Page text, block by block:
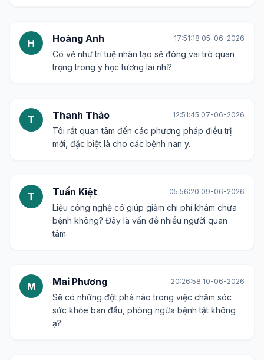
H Hoàng Anh 17:51:18 05-06-2026
Có vẻ như trí tuệ nhân tạo sẽ đóng vai trò quan
trọng trong y học tương lai nhỉ?
T Thanh Thảo 12:51:45 07-06-2026
Tôi rất quan tâm đến các phương pháp điều trị
mới, đặc biệt là cho các bệnh nan y.
T Tuấn Kiệt 05:56:20 09-06-2026
Liệu công nghệ có giúp giảm chi phí khám chữa
bệnh không? Đây là vấn đề nhiều người quan
tâm.
M Mai Phương 20:26:58 10-06-2026
Sẽ có những đột phá nào trong việc chăm sóc
sức khỏe ban đầu, phòng ngừa bệnh tật không
ạ?